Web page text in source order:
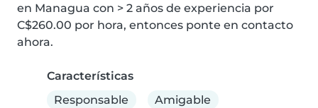
en Managua con > 2 años de experiencia por
C$260.00 por hora, entonces ponte en contacto
ahora.
Características
Responsable
Amigable